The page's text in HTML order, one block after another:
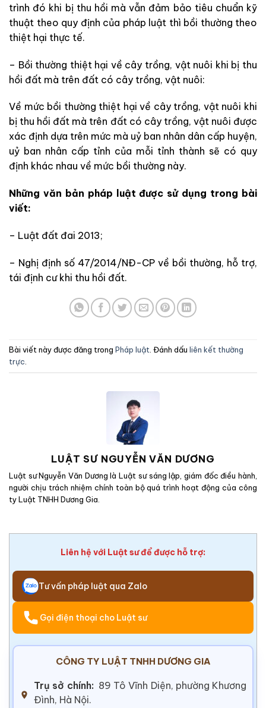
trình đó khi bị thu hồi mà vẫn đảm bảo tiêu chuẩn kỹ
thuật theo quy định của pháp luật thì bồi thường theo
thiệt hại thực tế.
– Bồi thường thiệt hại về cây trồng, vật nuôi khi bị thu
hồi đất mà trên đất có cây trồng, vật nuôi:
Về mức bồi thường thiệt hại về cây trồng, vật nuôi khi
bị thu hồi đất mà trên đất có cây trồng, vật nuôi được
xác định dựa trên mức mà uỷ ban nhân dân cấp huyện,
uỷ ban nhân cấp tỉnh của mỗi tỉnh thành sẽ có quy
định khác nhau về mức bồi thường này.
Những văn bản pháp luật được sử dụng trong bài
viết:
– Luật đất đai 2013;
– Nghị định số 47/2014/NĐ-CP về bồi thường, hỗ trợ,
tái định cư khi thu hồi đất.
Bài viết này được đăng trong Pháp luật. Đánh dấu liên kết thường
trực.
LUẬT SƯ NGUYỄN VĂN DƯƠNG
Luật sư Nguyễn Văn Dương là Luật sư sáng lập, giám đốc điều hành,
người chịu trách nhiệm chính toàn bộ quá trình hoạt động của công
ty Luật TNHH Dương Gia.
Liên hệ với Luật sư để được hỗ trợ:
Tư vấn pháp luật qua Zalo
Gọi điện thoại cho Luật sư
CÔNG TY LUẬT TNHH DƯƠNG GIA
Trụ sở chính: 89 Tô Vĩnh Diện, phường Khương
Đình, Hà Nội.